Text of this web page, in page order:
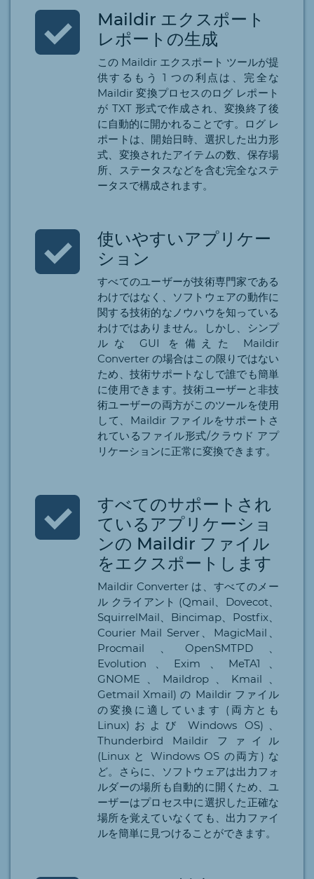
Maildir エクスポート
レポートの生成
この Maildir エクスポート ツールが提
供するもう 1 つの利点は、完全な
Maildir 変換プロセスのログ レポート
が TXT 形式で作成され、変換終了後
に自動的に開かれることです。ログ レ
ポートは、開始日時、選択した出力形
式、変換されたアイテムの数、保存場
所、ステータスなどを含む完全なステ
ータスで構成されます。
使いやすいアプリケー
ション
すべてのユーザーが技術専門家である
わけではなく、ソフトウェアの動作に
関する技術的なノウハウを知っている
わけではありません。しかし、シンプ
ルな GUI を備えた Maildir
Converter の場合はこの限りではない
ため、技術サポートなしで誰でも簡単
に使用できます。技術ユーザーと非技
術ユーザーの両方がこのツールを使用
して、Maildir ファイルをサポートさ
れているファイル形式/クラウド アプ
リケーションに正常に変換できます。
すべてのサポートされ
ているアプリケーショ
ンの Maildir ファイル
をエクスポートします
Maildir Converter は、すべてのメー
ル クライアント (Qmail、Dovecot、
SquirrelMail、Bincimap、Postfix、
Courier Mail Server、MagicMail、
Procmail、OpenSMTPD、
Evolution、Exim、MeTA1、
GNOME、Maildrop、Kmail、
Getmail Xmail) の Maildir ファイル
の変換に適しています (両方とも
Linux)および Windows OS)、
Thunderbird Maildir ファイル
(Linux と Windows OS の両方) な
ど。さらに、ソフトウェアは出力フォ
ルダーの場所も自動的に開くため、ユ
ーザーはプロセス中に選択した正確な
場所を覚えていなくても、出力ファイ
ルを簡単に見つけることができます。